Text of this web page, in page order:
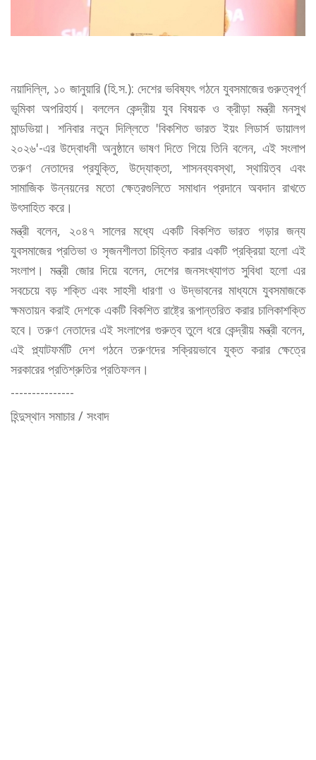
নয়াদিল্লি, ১০ জানুয়ারি (হি.স.): দেশের ভবিষ্যৎ গঠনে যুবসমাজের গুরুত্বপূর্ণ
ভূমিকা অপরিহার্য। বললেন কেন্দ্রীয় যুব বিষয়ক ও ক্রীড়া মন্ত্রী মনসুখ
মান্ডভিয়া। শনিবার নতুন দিল্লিতে 'বিকশিত ভারত ইয়ং লিডার্স ডায়ালগ
২০২৬'-এর উদ্বোধনী অনুষ্ঠানে ভাষণ দিতে গিয়ে তিনি বলেন, এই সংলাপ
তরুণ নেতাদের প্রযুক্তি, উদ্যোক্তা, শাসনব্যবস্থা, স্থায়িত্ব এবং
সামাজিক উন্নয়নের মতো ক্ষেত্রগুলিতে সমাধান প্রদানে অবদান রাখতে
উৎসাহিত করে।
মন্ত্রী বলেন, ২০৪৭ সালের মধ্যে একটি বিকশিত ভারত গড়ার জন্য
যুবসমাজের প্রতিভা ও সৃজনশীলতা চিহ্নিত করার একটি প্রক্রিয়া হলো এই
সংলাপ। মন্ত্রী জোর দিয়ে বলেন, দেশের জনসংখ্যাগত সুবিধা হলো এর
সবচেয়ে বড় শক্তি এবং সাহসী ধারণা ও উদ্ভাবনের মাধ্যমে যুবসমাজকে
ক্ষমতায়ন করাই দেশকে একটি বিকশিত রাষ্ট্রে রূপান্তরিত করার চালিকাশক্তি
হবে। তরুণ নেতাদের এই সংলাপের গুরুত্ব তুলে ধরে কেন্দ্রীয় মন্ত্রী বলেন,
এই প্ল্যাটফর্মটি দেশ গঠনে তরুণদের সক্রিয়ভাবে যুক্ত করার ক্ষেত্রে
সরকারের প্রতিশ্রুতির প্রতিফলন।
---------------
হিন্দুস্থান সমাচার / সংবাদ